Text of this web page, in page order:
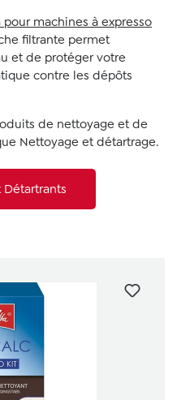
machines à expresso
filtrante permet
et de protéger votre
contre les dépôts
de nettoyage et de
Nettoyage et détartrage.